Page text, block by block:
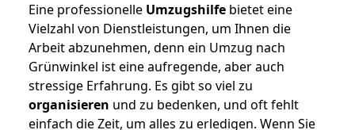
Eine professionelle Umzugshilfe bietet eine
Vielzahl von Dienstleistungen, um Ihnen die
Arbeit abzunehmen, denn ein Umzug nach
Grünwinkel ist eine aufregende, aber auch
stressige Erfahrung. Es gibt so viel zu
organisieren und zu bedenken, und oft fehlt
einfach die Zeit, um alles zu erledigen. Wenn Sie